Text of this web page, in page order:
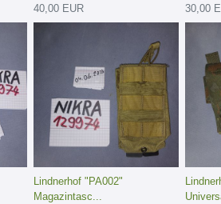
40,00 EUR
30,00
Lindnerhof "PA002"
Magazintasc...